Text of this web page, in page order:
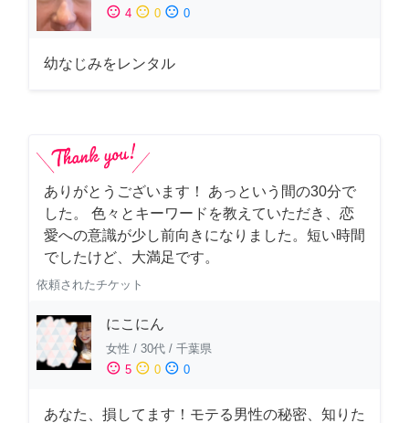
sentiment_satisfied 4 sentiment_neutral 0 sentiment_dissatisfied 0
幼なじみをレンタル
ありがとうございます！ あっという間の30分で
した。 色々とキーワードを教えていただき、恋
愛への意識が少し前向きになりました。短い時間
でしたけど、大満足です。
依頼されたチケット
にこにん
女性 / 30代 / 千葉県
sentiment_satisfied 5 sentiment_neutral 0 sentiment_dissatisfied 0
あなた、損してます！モテる男性の秘密、知りた